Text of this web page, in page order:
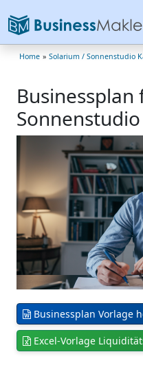
Home » Solarium / Sonnenstudio
Sonnenstudio
Businessplan Vorlage
Excel-Vorlage